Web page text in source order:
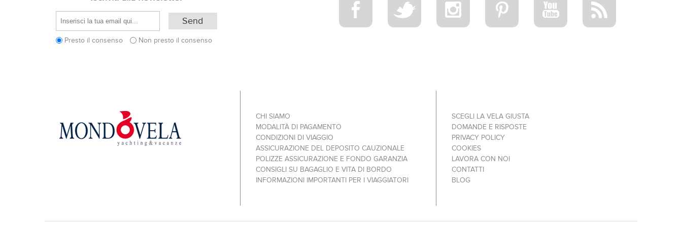
Presto il consenso Non presto il consenso
CHI SIAMO
MODALITÀ DI PAGAMENTO
CONDIZIONI DI VIAGGIO
ASSICURAZIONE DEL DEPOSITO CAUZIONALE
POLIZZE ASSICURAZIONE E FONDO GARANZIA
CONSIGLI SU BAGAGLIO E VITA DI BORDO
INFORMAZIONI IMPORTANTI PER I VIAGGIATORI
SCEGLI LA VELA GIUSTA
DOMANDE E RISPOSTE
PRIVACY POLICY
COOKIES
LAVORA CON NOI
CONTATTI
BLOG